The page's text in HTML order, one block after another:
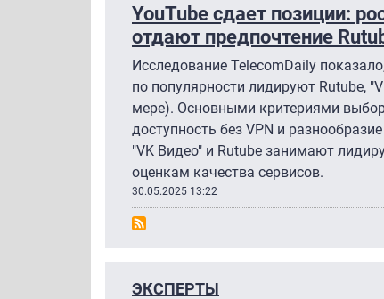
YouTube сдает позиции:
отдают предпочтение
Исследование TelecomDaily
по популярности лидируют Rutube,
мере). Основными критериями
доступность без VPN и
"VK Видео" и Rutube занимают
оценкам качества сервисов.
30.05.2025 13:22
ЭКСПЕРТЫ